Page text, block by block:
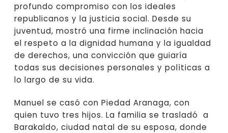
profundo compromiso con los ideales
republicanos y la justicia social. Desde su
juventud, mostró una firme inclinación hacia
el respeto a la dignidad humana y la igualdad
de derechos, una convicción que guiaría
todas sus decisiones personales y políticas a
lo largo de su vida.
Manuel se casó con Piedad Aranaga, con
quien tuvo tres hijos. La familia se trasladó a
Barakaldo, ciudad natal de su esposa, donde